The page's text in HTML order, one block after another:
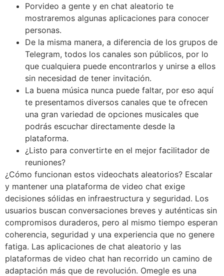
Porvideo a gente y en chat aleatorio te
mostraremos algunas aplicaciones para conocer
personas.
De la misma manera, a diferencia de los grupos de
Telegram, todos los canales son públicos, por lo
que cualquiera puede encontrarlos y unirse a ellos
sin necesidad de tener invitación.
La buena música nunca puede faltar, por eso aquí
te presentamos diversos canales que te ofrecen
una gran variedad de opciones musicales que
podrás escuchar directamente desde la
plataforma.
¿Listo para convertirte en el mejor facilitador de
reuniones?
¿Cómo funcionan estos videochats aleatorios? Escalar
y mantener una plataforma de video chat exige
decisiones sólidas en infraestructura y seguridad. Los
usuarios buscan conversaciones breves y auténticas sin
compromisos duraderos, pero al mismo tiempo esperan
coherencia, seguridad y una experiencia que no genere
fatiga. Las aplicaciones de chat aleatorio y las
plataformas de video chat han recorrido un camino de
adaptación más que de revolución. Omegle es una